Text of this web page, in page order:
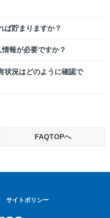
ば貯まりますか？
報が必要ですか？
状況はどのように確認で
FAQTOPへ
サイトポリシー